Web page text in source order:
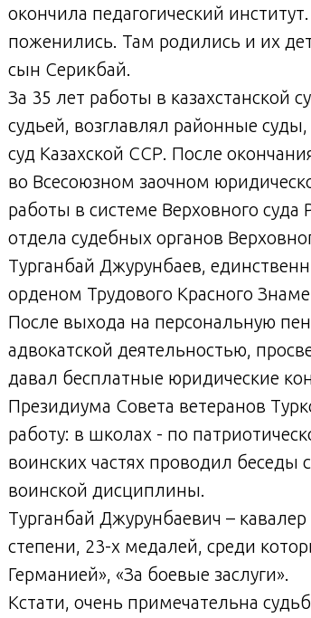
окончила педагогический
поженились. Там родились и их
сын Серикбай.
За 35 лет работы в
судьей, возглавлял районные
суд Казахской ССР. После
во Всесоюзном заочном
работы в системе Верховного
отдела судебных органов
Турганбай Джурунбаев,
орденом Трудового Красного
После выхода на персональную
адвокатской деятельностью,
давал бесплатные юридические
Президиума Совета ветеранов
работу: в школах - по
воинских частях проводил
воинской дисциплины.
Турганбай Джурунбаевич –
степени, 23-х медалей, среди
Германией», «За боевые заслуги».
Кстати, очень примечательна